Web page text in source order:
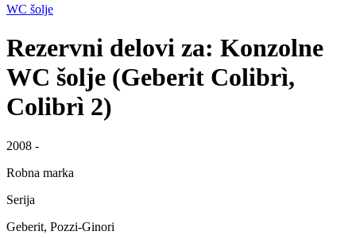
WC šolje
Rezervni delovi za: Konzolne
WC šolje (Geberit Colibrì,
Colibrì 2)
2008 -
Robna marka
Serija
Geberit, Pozzi-Ginori